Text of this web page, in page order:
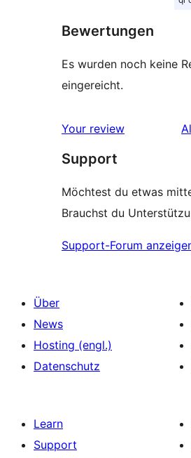
Bewertungen
Es wurden noch keine
eingereicht.
Your review
Support
Möchtest du etwas
Brauchst du
Support-Forum
Über
News
Hosting (engl.)
Datenschutz
Learn
Support